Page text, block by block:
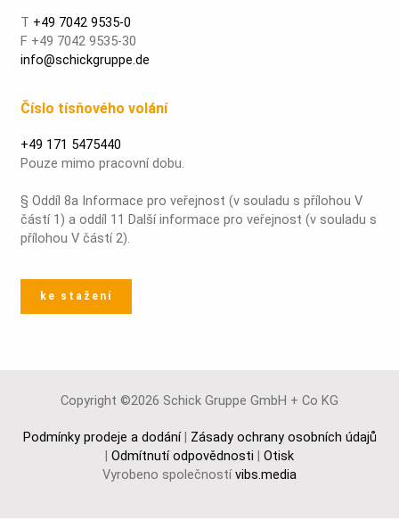
T +49 7042 9535-0
F +49 7042 9535-30
info@schickgruppe.de
Číslo tísňového volání
+49 171 5475440
Pouze mimo pracovní dobu.
§ Oddíl 8a Informace pro veřejnost (v souladu s přílohou V
částí 1) a oddíl 11 Další informace pro veřejnost (v souladu s
přílohou V částí 2).
ke stažení
Copyright ©2026 Schick Gruppe GmbH + Co KG
Podmínky prodeje a dodání| Zásady ochrany osobních údajů
| Odmítnutí odpovědnosti | Otisk
Vyrobeno společnostívibs.media